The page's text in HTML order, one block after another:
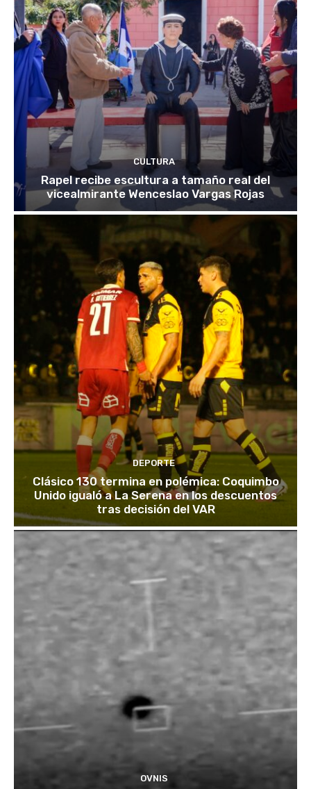
CULTURA
Rapel recibe escultura a tamaño real del
vicealmirante Wenceslao Vargas Rojas
DEPORTE
Clásico 130 termina en polémica: Coquimbo
Unido igualó a La Serena en los descuentos
tras decisión del VAR
OVNIS